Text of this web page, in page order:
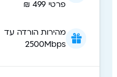
פרטי 499 ₪
מהירות הורדה עד
2500Mbps